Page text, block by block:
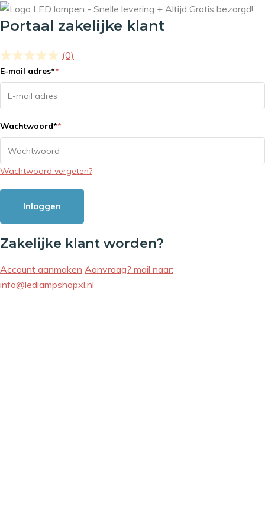
Portaal zakelijke klant
(0)
E-mail adres**
Wachtwoord**
Wachtwoord vergeten?
Inloggen
Zakelijke klant worden?
Account aanmaken Aanvraag? mail naar:
info@ledlampshopxl.nl